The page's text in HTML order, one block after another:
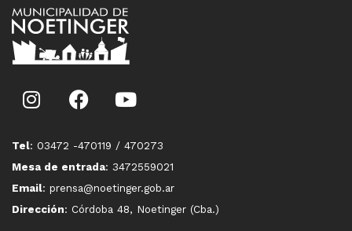
Tel: 03472 -470119 / 470273
Mesa de entrada: 3472559021
Email: prensa@noetinger.gob.ar
Dirección: Córdoba 48, Noetinger (Cba.)